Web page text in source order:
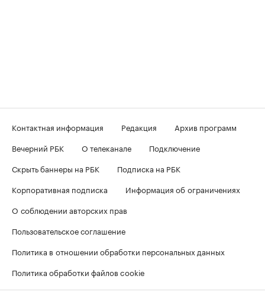
Контактная информация Редакция
Архив программ
Вечерний РБК
О телеканале
Подключение
Скрыть баннеры на РБК
Подписка на РБК
Корпоративная подписка
Информация об ограничениях
О соблюдении авторских прав
Пользовательское соглашение
Политика в отношении обработки персональных данных
Политика обработки файлов cookie